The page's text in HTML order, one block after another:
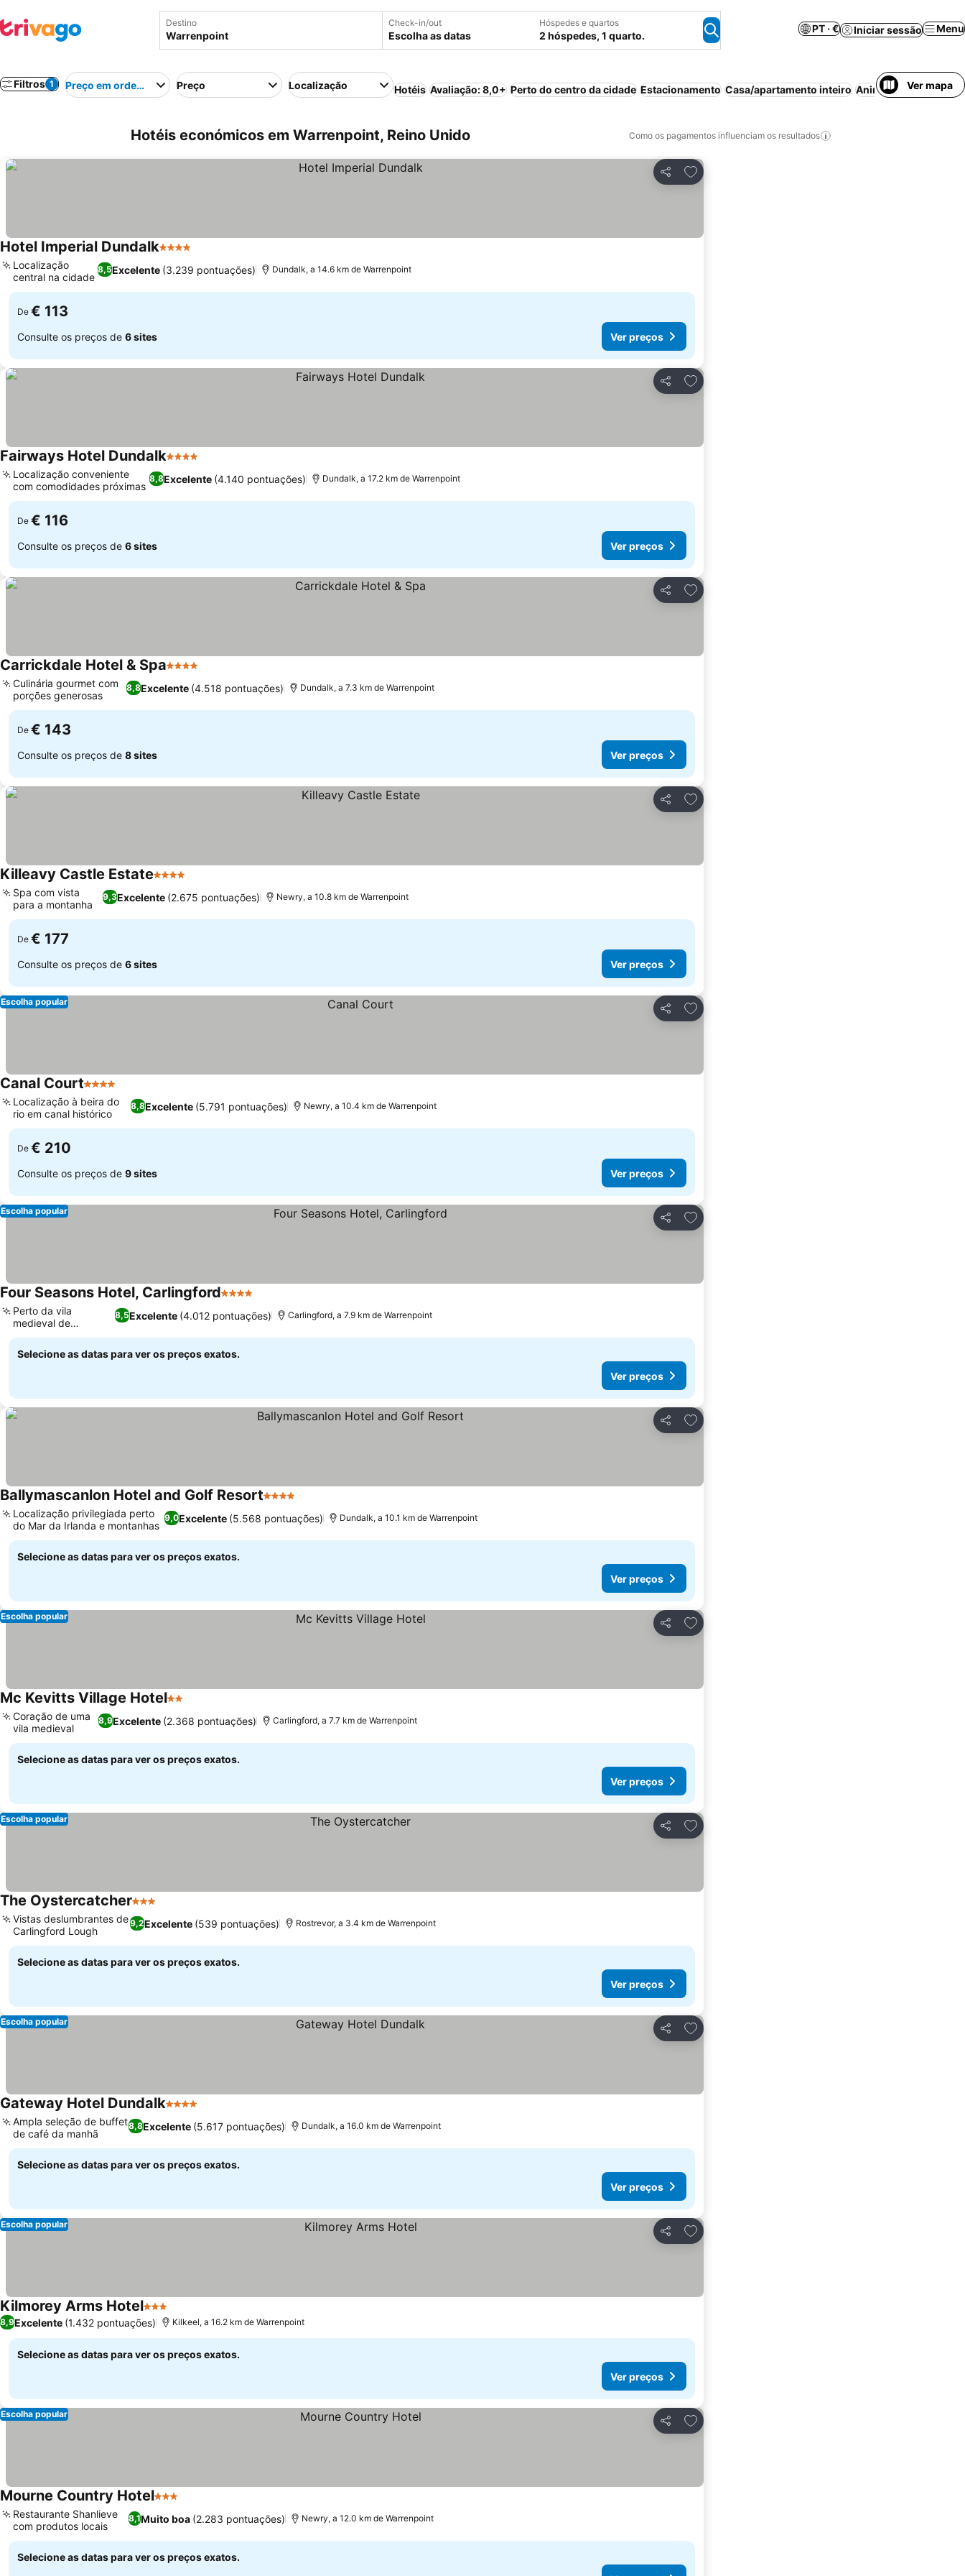
Destino Check-in/out
Escolha as datas
Hóspedes e quartos
2 hóspedes, 1 quarto.
PT · € Iniciar sessão Menu
Filtros 1 Preço em ordem crescente
Preço Localização Hotéis Avaliação: 8,0+ Perto do centro da cidade Estacionamento Casa/apartamento inteiro Animais permitidos
Ver mapa
Hotéis económicos em Warrenpoint, Reino Unido Como os pagamentos influenciam os resultados
Partilhar
Adicionar aos favoritos
Hotel Imperial Dundalk4 Estrelas
8,5Excelente (3.239 pontuações)
Localização
central na cidade
Dundalk, a 14.6 km de Warrenpoint
De € 113
Consulte os preços de 6 sites Ver preços
Partilhar
Adicionar aos favoritos
Fairways Hotel Dundalk4 Estrelas
8,8Excelente (4.140 pontuações)
Localização conveniente
com comodidades próximas
Dundalk, a 17.2 km de Warrenpoint
De € 116
Consulte os preços de 6 sites Ver preços
Partilhar
Adicionar aos favoritos
Carrickdale Hotel & Spa4 Estrelas
8,8Excelente (4.518 pontuações)
Culinária gourmet com
porções generosas
Dundalk, a 7.3 km de Warrenpoint
De € 143
Consulte os preços de 8 sites Ver preços
Partilhar
Adicionar aos favoritos
Killeavy Castle Estate4 Estrelas
9,3Excelente (2.675 pontuações)
Spa com vista
para a montanha
Newry, a 10.8 km de Warrenpoint
De € 177
Consulte os preços de 6 sites Ver preços
Partilhar
Adicionar aos favoritos
Escolha popular
Canal Court4 Estrelas
8,8Excelente (5.791 pontuações)
Localização à beira do
rio em canal histórico
Newry, a 10.4 km de Warrenpoint
De € 210
Consulte os preços de 9 sites Ver preços
Partilhar
Adicionar aos favoritos
Escolha popular
Four Seasons Hotel, Carlingford4 Estrelas
8,5Excelente (4.012 pontuações)
Perto da vila
medieval de
Carlingford
Carlingford, a 7.9 km de Warrenpoint
Selecione as datas para ver os preços exatos.
Ver preços
Partilhar
Adicionar aos favoritos
Ballymascanlon Hotel and Golf Resort4 Estrelas
9,0Excelente (5.568 pontuações)
Localização privilegiada perto
do Mar da Irlanda e montanhas
Dundalk, a 10.1 km de Warrenpoint
Selecione as datas para ver os preços exatos.
Ver preços
Partilhar
Adicionar aos favoritos
Escolha popular
Mc Kevitts Village Hotel2 Estrelas
8,9Excelente (2.368 pontuações)
Coração de uma
vila medieval
Carlingford, a 7.7 km de Warrenpoint
Selecione as datas para ver os preços exatos.
Ver preços
Partilhar
Adicionar aos favoritos
Escolha popular
The Oystercatcher3 Estrelas
9,2Excelente (539 pontuações)
Vistas deslumbrantes de
Carlingford Lough
Rostrevor, a 3.4 km de Warrenpoint
Selecione as datas para ver os preços exatos.
Ver preços
Partilhar
Adicionar aos favoritos
Escolha popular
Gateway Hotel Dundalk4 Estrelas
8,8Excelente (5.617 pontuações)
Ampla seleção de buffet
de café da manhã
Dundalk, a 16.0 km de Warrenpoint
Selecione as datas para ver os preços exatos.
Ver preços
Partilhar
Adicionar aos favoritos
Escolha popular
Kilmorey Arms Hotel3 Estrelas
8,9Excelente (1.432 pontuações) Kilkeel, a 16.2 km de Warrenpoint
Selecione as datas para ver os preços exatos.
Ver preços
Partilhar
Adicionar aos favoritos
Escolha popular
Mourne Country Hotel3 Estrelas
8,1Muito boa (2.283 pontuações)
Restaurante Shanlieve
com produtos locais
Newry, a 12.0 km de Warrenpoint
Selecione as datas para ver os preços exatos.